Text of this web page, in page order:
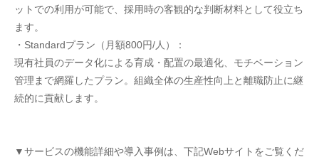
ットでの利用が可能で、採用時の客観的な判断材料として役立ち
ます。
・Standardプラン（月額800円/人）：
現有社員のデータ化による育成・配置の最適化、モチベーション
管理まで網羅したプラン。組織全体の生産性向上と離職防止に継
続的に貢献します。
▼サービスの機能詳細や導入事例は、下記Webサイトをご覧くだ